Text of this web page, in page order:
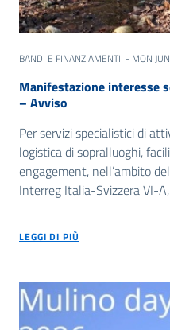
BANDI E FINANZIAMENTI - MON
Manifestazione interesse
– Avviso
Per servizi specialistici di
logistica di sopralluoghi,
engagement, nell’ambito
Interreg Italia-Svizzera VI-
LEGGI DI PIÙ